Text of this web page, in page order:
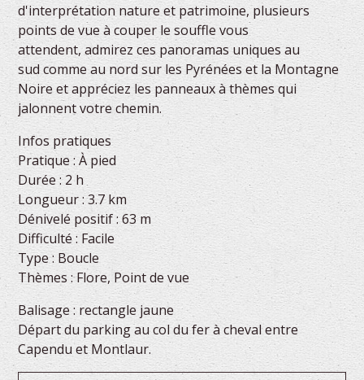
d'interprétation nature et patrimoine, plusieurs
points de vue à couper le souffle vous
attendent, admirez ces panoramas uniques au
sud comme au nord sur les Pyrénées et la Montagne
Noire et appréciez les panneaux à thèmes qui
jalonnent votre chemin.
Infos pratiques
Pratique : À pied
Durée : 2 h
Longueur : 3.7 km
Dénivelé positif : 63 m
Difficulté : Facile
Type : Boucle
Thèmes : Flore, Point de vue
Balisage : rectangle jaune
Départ du parking au col du fer à cheval entre
Capendu et Montlaur.